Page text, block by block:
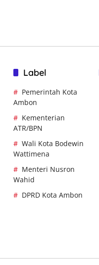
Label
Pemerintah Kota
Ambon
Kementerian
ATR/BPN
Wali Kota Bodewin
Wattimena
Menteri Nusron
Wahid
DPRD Kota Ambon